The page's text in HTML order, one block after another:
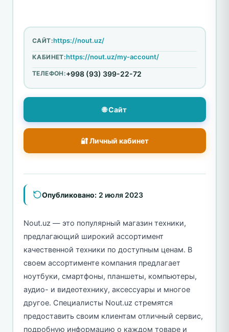
САЙТ:https://nout.uz/
КАБИНЕТ:https://nout.uz/my-account/
ТЕЛЕФОН:+998 (93) 399-22-72
🌐 Сайт
🔐 Личный кабинет
Опубликовано: 2 июля 2023
Nout.uz — это популярный магазин техники,
предлагающий широкий ассортимент
качественной техники по доступным ценам. В
своем ассортименте компания предлагает
ноутбуки, смартфоны, планшеты, компьютеры,
аудио- и видеотехнику, аксессуары и многое
другое. Специалисты Nout.uz стремятся
предоставить своим клиентам отличный сервис,
подробную информацию о каждом товаре и